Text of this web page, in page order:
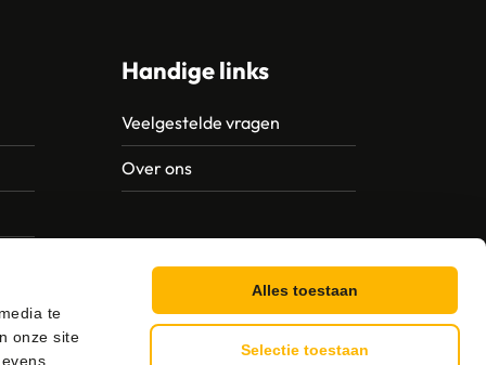
te
onze site
Alles toestaan
Selectie toestaan
Handige links
Veelgestelde vragen
Over ons